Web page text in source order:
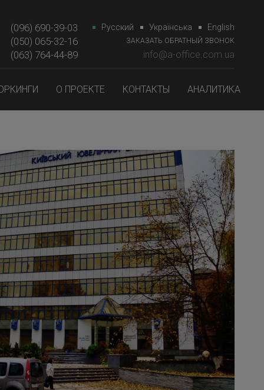
(096) 690-39-03
(050) 065-32-16
(063) 764-44-89‎‎
Русский Українська English
ЗАКАЗАТЬ ОБРАТНЫЙ ЗВОНОК
info@a-office.com.ua
О ПРОЕКТЕ КОНТАКТЫ АНАЛИТИКА